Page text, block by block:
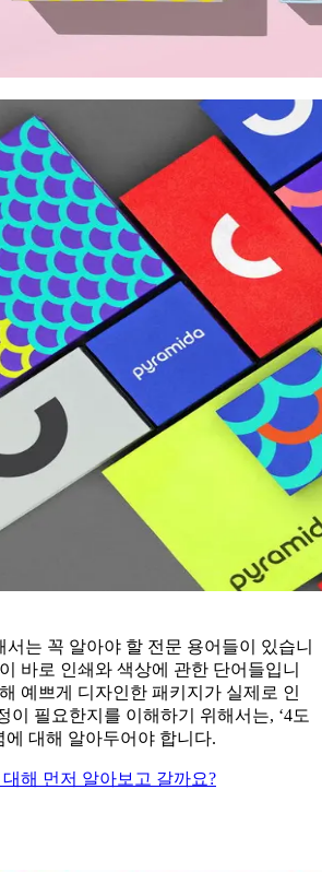
서는 꼭 알아야 할 전문 용어들이 있습니
바로 인쇄와 색상에 관한 단어들입니
예쁘게 디자인한 패키지가 실제로 인
이 필요한지를 이해하기 위해서는, ‘4도
에 대해 알아두어야 합니다.
해 먼저 알아보고 갈까요?